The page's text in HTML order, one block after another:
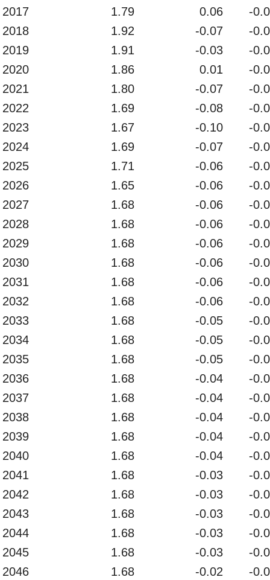
2017
1.79 0.06
-
2018
1.92 -0.07
-
2019
1.91 -0.03
-
2020
1.86 0.01
-
2021
1.80 -0.07
-
2022
1.69 -0.08
-
2023
1.67 -0.10
-
2024
1.69 -0.07
-
2025
1.71 -0.06
-
2026
1.65 -0.06
-
2027
1.68 -0.06
-
2028
1.68 -0.06
-
2029
1.68 -0.06
-
2030
1.68 -0.06
-
2031
1.68 -0.06
-
2032
1.68 -0.06
-
2033
1.68 -0.05
-
2034
1.68 -0.05
-
2035
1.68 -0.05
-
2036
1.68 -0.04
-
2037
1.68 -0.04
-
2038
1.68 -0.04
-
2039
1.68 -0.04
-
2040
1.68 -0.04
-
2041
1.68 -0.03
-
2042
1.68 -0.03
-
2043
1.68 -0.03
-
2044
1.68 -0.03
-
2045
1.68 -0.03
-
2046
1.68 -0.02 -